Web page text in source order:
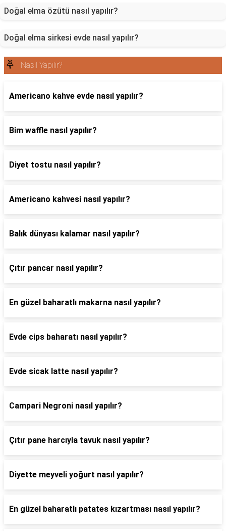
Doğal elma özütü nasıl yapılır?
Doğal elma sirkesi evde nasıl yapılır?
Nasıl Yapılır?
Americano kahve evde nasıl yapılır?
Bim waffle nasıl yapılır?
Diyet tostu nasıl yapılır?
Americano kahvesi nasıl yapılır?
Balık dünyası kalamar nasıl yapılır?
Çıtır pancar nasıl yapılır?
En güzel baharatlı makarna nasıl yapılır?
Evde cips baharatı nasıl yapılır?
Evde sicak latte nasıl yapılır?
Campari Negroni nasıl yapılır?
Çıtır pane harcıyla tavuk nasıl yapılır?
Diyette meyveli yoğurt nasıl yapılır?
En güzel baharatlı patates kızartması nasıl yapılır?